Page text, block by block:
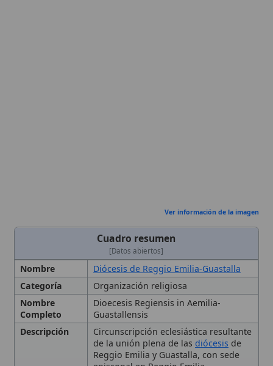
Circunscripción eclesiástica resultante
de la unión plena de las diócesisde
Reggio Emilia y Guastalla, con sede
episcopal en Reggio Emilia,
concatedral en Guastalla, integrando
una única curia, cabildo catedral y
todos los órganos pastorales,
perteneciente a la provincia
eclesiástica de Modena-Nonantola y a
la región eclesiástica Aemiliae-
Flaminiae
Obispo
Hersilius Tonini
Italia
Modena-Nonantola